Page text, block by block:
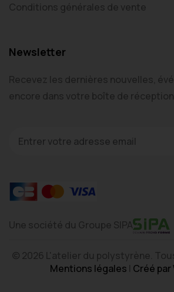
Conditions générales de vente
Newsletter
Recevez les dernières nouvelles,
encore dans votre boîte de
Une société du Groupe SIPA
© 2026 L'atelier du polystyrène.
Mentions légales | Créé par